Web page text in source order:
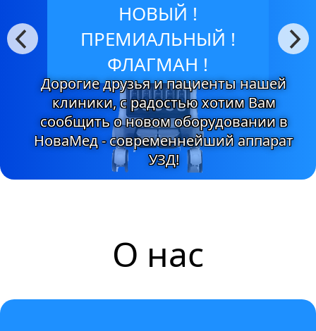
НОВЫЙ !
ПРЕМИАЛЬНЫЙ !
ФЛАГМАН !
Дорогие друзья и пациенты нашей
клиники, с радостью хотим Вам
сообщить о новом оборудовании в
НоваМед - современнейший аппарат
УЗД!
О нас